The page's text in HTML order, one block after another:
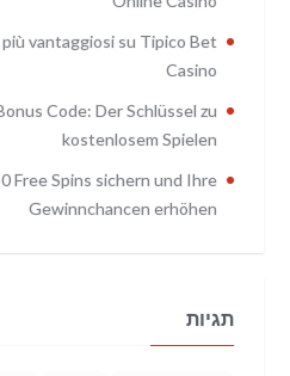
vantaggiosi su Tipico Bet
Casino
Code: Der Schlüssel zu
kostenlosem Spielen
Free Spins sichern und Ihre
Gewinnchancen erhöhen
תגיות